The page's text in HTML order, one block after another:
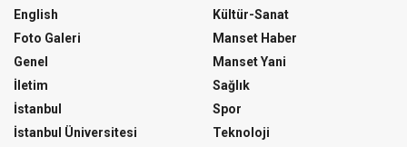
English
Foto Galeri
Genel
İletim
İstanbul
İstanbul Üniversitesi
Kültür-Sanat
Manset Haber
Manset Yani
Sağlık
Spor
Teknoloji